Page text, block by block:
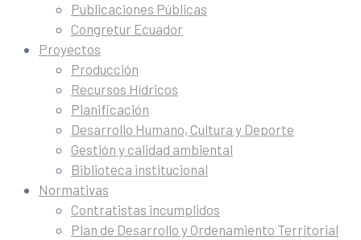
Publicaciones Públicas
Congretur Ecuador
Proyectos
Producción
Recursos Hídricos
Planificación
Desarrollo Humano, Cultura y Deporte
Gestión y calidad ambiental
Biblioteca institucional
Normativas
Contratistas incumplidos
Plan de Desarrollo y Ordenamiento Territorial